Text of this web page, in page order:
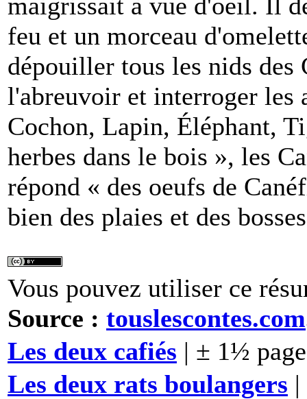
feu et un morceau
dépouiller tous les nids des
l'abreuvoir et interroger les
Cochon, Lapin, Éléphant,
herbes dans le bois », les
répond « des oeufs de
bien des plaies et des
Vous pouvez utiliser ce
Source : touslescontes.com
Les deux cafiés | ± 1½
Les deux rats boulangers